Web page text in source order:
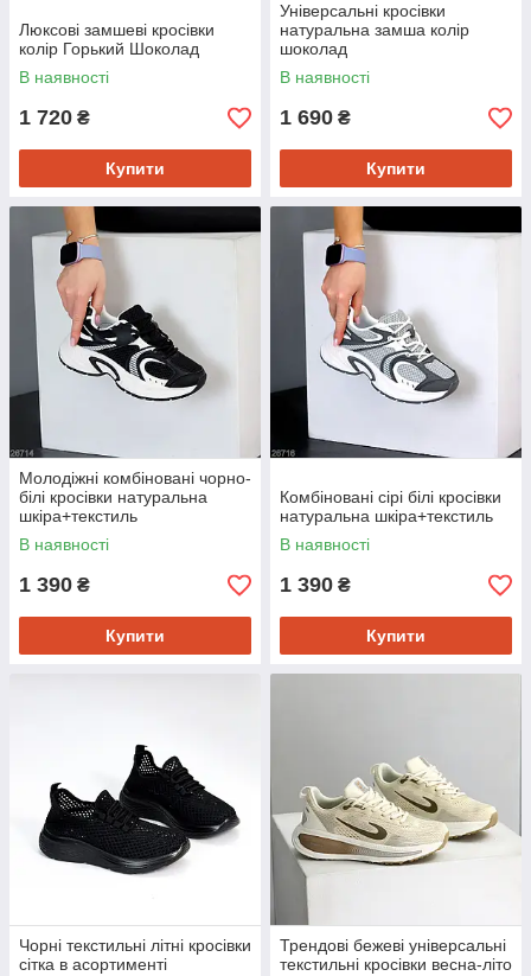
Люксові замшеві кросівки
колір Горький Шоколад
В наявності
1 720 ₴
Купити
Універсальні кросівки
натуральна замша колір
шоколад
В наявності
1 690 ₴
Купити
Молодіжні комбіновані чорно-
білі кросівки натуральна
шкіра+текстиль
В наявності
1 390 ₴
Купити
Комбіновані сірі білі кросівки
натуральна шкіра+текстиль
В наявності
1 390 ₴
Купити
Чорні текстильні літні кросівки
сітка в асортименті
Трендові бежеві універсальні
текстильні кросівки весна-літо